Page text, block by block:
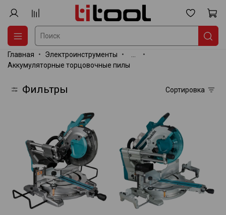
Главная Электроинструменты
Аккумуляторные торцовочные пилы
Фильтры Сортировка